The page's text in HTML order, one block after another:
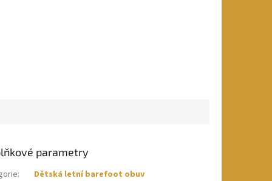
parametry
:
Dětská letní barefoot obuv